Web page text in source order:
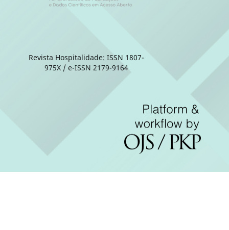
Revista Hospitalidade: ISSN 1807-
975X / e-ISSN 2179-9164